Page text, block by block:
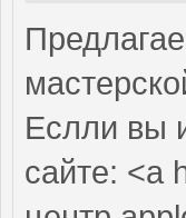
Еслли вы
сайте: <a